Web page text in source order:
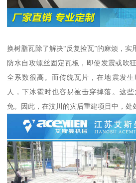
换树脂瓦除了解决“反复捡瓦”的麻烦，实
防水自攻螺丝固定瓦板，即使发震或吹
全系数很高。而传统瓦片，在地震发
人，下冰雹时也容易被击穿掉落。这
免。因此，在汶川的灾后重建项目中，处